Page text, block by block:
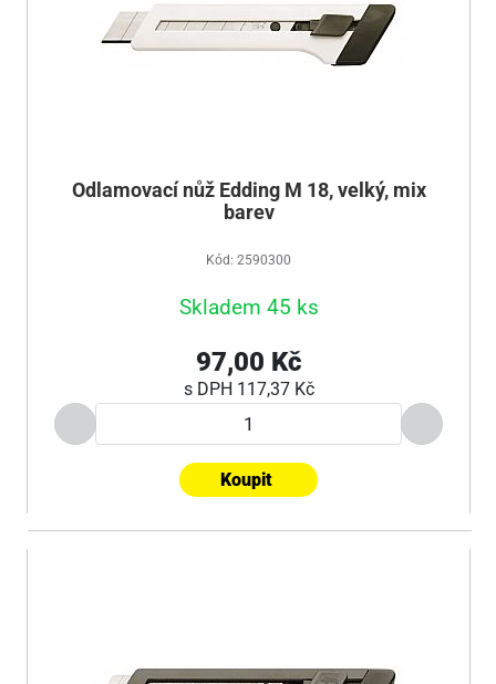
Odlamovací nůž Edding M 18, velký, mix
barev
Kód: 2590300
Skladem 45 ks
97,00 Kč
s DPH 117,37 Kč
Koupit